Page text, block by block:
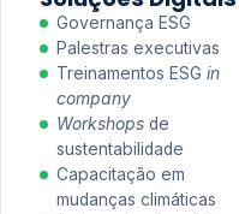
Governança ESG
Palestras executivas
Treinamentos ESG in
company
Workshops de
sustentabilidade
Capacitação em
mudanças climáticas